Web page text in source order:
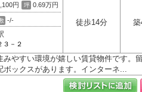
円 坪 0.69万円
-/-
３－２
徒歩14分
やすい環境が嬉しい賃貸物件です。
ックスがあります。インターネ...